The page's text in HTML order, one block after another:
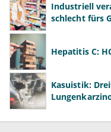
Industriell
schlecht fürs
Hepatitis C:
Kasuistik: